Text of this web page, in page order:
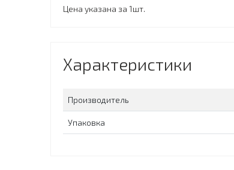
Цена указана за 1шт.
Характеристики
Производитель
Упаковка